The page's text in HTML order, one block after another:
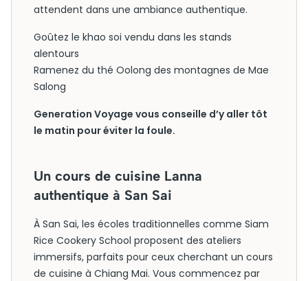
attendent dans une ambiance authentique.
Goûtez le khao soi vendu dans les stands
alentours
Ramenez du thé Oolong des montagnes de Mae
Salong
Generation Voyage vous conseille d’y aller tôt
le matin pour éviter la foule.
Un cours de cuisine Lanna
authentique à San Sai
À San Sai, les écoles traditionnelles comme Siam
Rice Cookery School proposent des ateliers
immersifs, parfaits pour ceux cherchant un cours
de cuisine à Chiang Mai. Vous commencez par